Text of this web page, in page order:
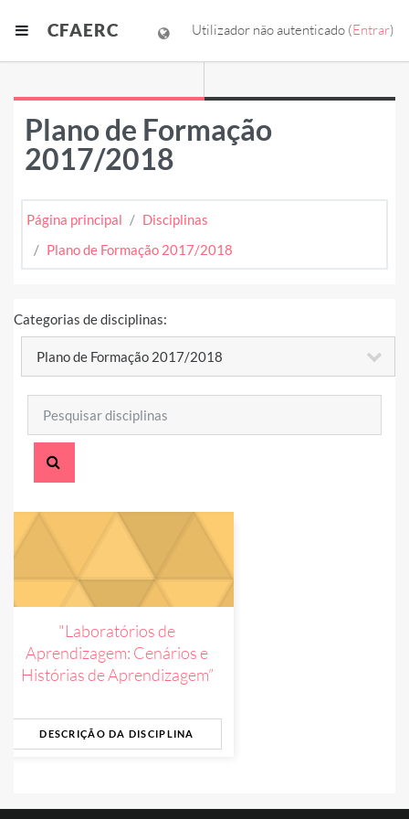
Painel lateral
CFAERC Utilizador não autenticado (Entrar)
Plano de Formação
2017/2018
Página principal
Disciplinas
Plano de Formação 2017/2018
Categorias de disciplinas:
"Laboratórios de
Aprendizagem: Cenários e
Histórias de Aprendizagem”
DESCRIÇÃO DA DISCIPLINA